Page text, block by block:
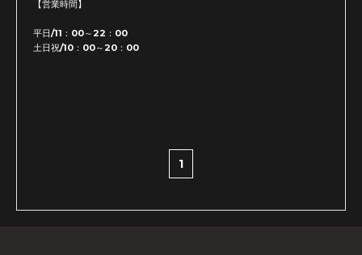
【営業時間】
平日/11：00～22：00
土日祝/10：00～20：00
1